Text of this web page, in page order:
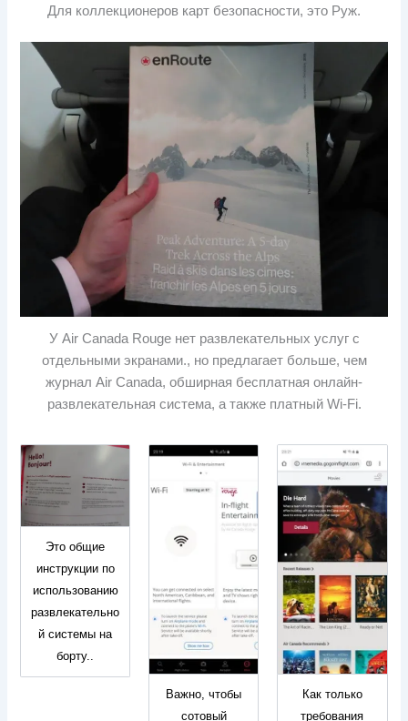
Для коллекционеров карт безопасности, это Руж.
У Air Canada Rouge нет развлекательных услуг с
отдельными экранами., но предлагает больше, чем
журнал Air Canada, обширная бесплатная онлайн-
развлекательная система, а также платный Wi-Fi.
Это общие
инструкции по
использованию
развлекательно
й системы на
борту..
Важно, чтобы
сотовый
Как только
требования